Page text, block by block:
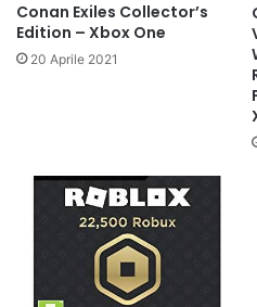
Conan Exiles Collector’s
Edition – Xbox One
20 Aprile 2021